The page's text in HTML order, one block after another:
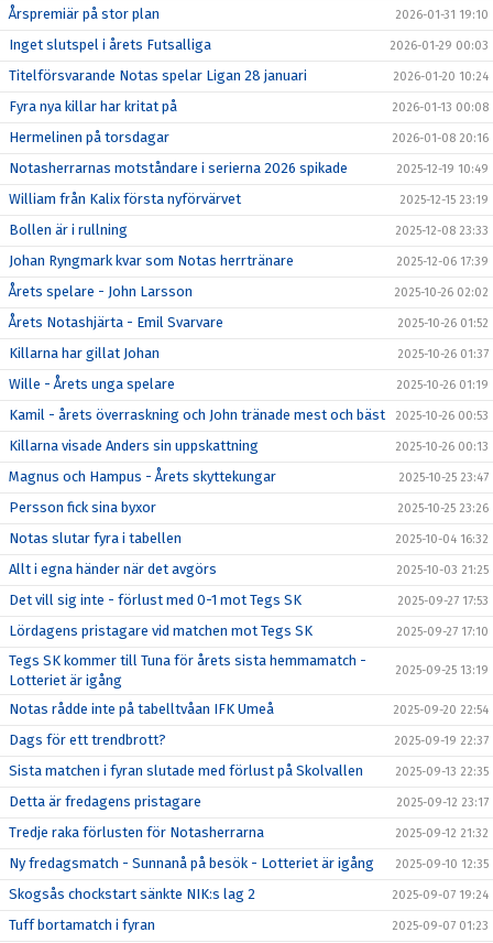
Årspremiär på stor plan 2026-01-31 19:10
Inget slutspel i årets Futsalliga 2026-01-29 00:03
Titelförsvarande Notas spelar Ligan 28 januari 2026-01-20 10:24
Fyra nya killar har kritat på 2026-01-13 00:08
Hermelinen på torsdagar 2026-01-08 20:16
Notasherrarnas motståndare i serierna 2026 spikade 2025-12-19 10:49
William från Kalix första nyförvärvet 2025-12-15 23:19
Bollen är i rullning 2025-12-08 23:33
Johan Ryngmark kvar som Notas herrtränare 2025-12-06 17:39
Årets spelare - John Larsson 2025-10-26 02:02
Årets Notashjärta - Emil Svarvare 2025-10-26 01:52
Killarna har gillat Johan 2025-10-26 01:37
Wille - Årets unga spelare 2025-10-26 01:19
Kamil - årets överraskning och John tränade mest och bäst 2025-10-26 00:53
Killarna visade Anders sin uppskattning 2025-10-26 00:13
Magnus och Hampus - Årets skyttekungar 2025-10-25 23:47
Persson fick sina byxor 2025-10-25 23:26
Notas slutar fyra i tabellen 2025-10-04 16:32
Allt i egna händer när det avgörs 2025-10-03 21:25
Det vill sig inte - förlust med 0-1 mot Tegs SK 2025-09-27 17:53
Lördagens pristagare vid matchen mot Tegs SK 2025-09-27 17:10
Tegs SK kommer till Tuna för årets sista hemmamatch -
Lotteriet är igång
2025-09-25 13:19
Notas rådde inte på tabelltvåan IFK Umeå 2025-09-20 22:54
Dags för ett trendbrott? 2025-09-19 22:37
Sista matchen i fyran slutade med förlust på Skolvallen 2025-09-13 22:35
Detta är fredagens pristagare 2025-09-12 23:17
Tredje raka förlusten för Notasherrarna 2025-09-12 21:32
Ny fredagsmatch - Sunnanå på besök - Lotteriet är igång 2025-09-10 12:35
Skogsås chockstart sänkte NIK:s lag 2 2025-09-07 19:24
Tuff bortamatch i fyran 2025-09-07 01:23